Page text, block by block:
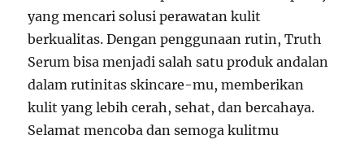
yang mencari solusi perawatan kulit
berkualitas. Dengan penggunaan rutin, Truth
Serum bisa menjadi salah satu produk andalan
dalam rutinitas skincare-mu, memberikan
kulit yang lebih cerah, sehat, dan bercahaya.
Selamat mencoba dan semoga kulitmu